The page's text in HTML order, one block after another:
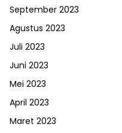
September 2023
Agustus 2023
Juli 2023
Juni 2023
Mei 2023
April 2023
Maret 2023